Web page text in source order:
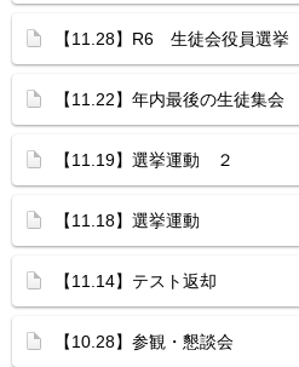
【11.28】R6 生徒会役員選挙
【11.22】年内最後の生徒集会
【11.19】選挙運動 ２
【11.18】選挙運動
【11.14】テスト返却
【10.28】参観・懇談会